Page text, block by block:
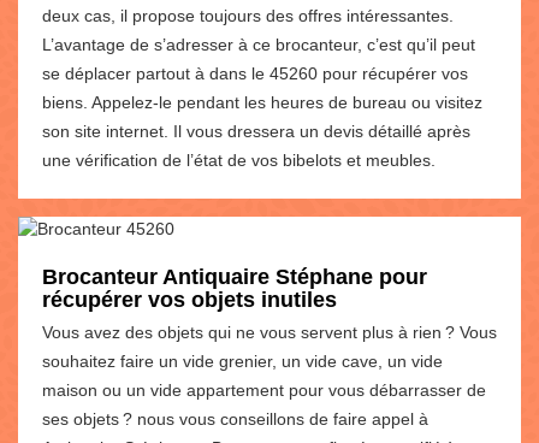
deux cas, il propose toujours des offres intéressantes.
L’avantage de s’adresser à ce brocanteur, c’est qu’il peut
se déplacer partout à dans le 45260 pour récupérer vos
biens. Appelez-le pendant les heures de bureau ou visitez
son site internet. Il vous dressera un devis détaillé après
une vérification de l’état de vos bibelots et meubles.
Brocanteur Antiquaire Stéphane pour
récupérer vos objets inutiles
Vous avez des objets qui ne vous servent plus à rien ? Vous
souhaitez faire un vide grenier, un vide cave, un vide
maison ou un vide appartement pour vous débarrasser de
ses objets ? nous vous conseillons de faire appel à